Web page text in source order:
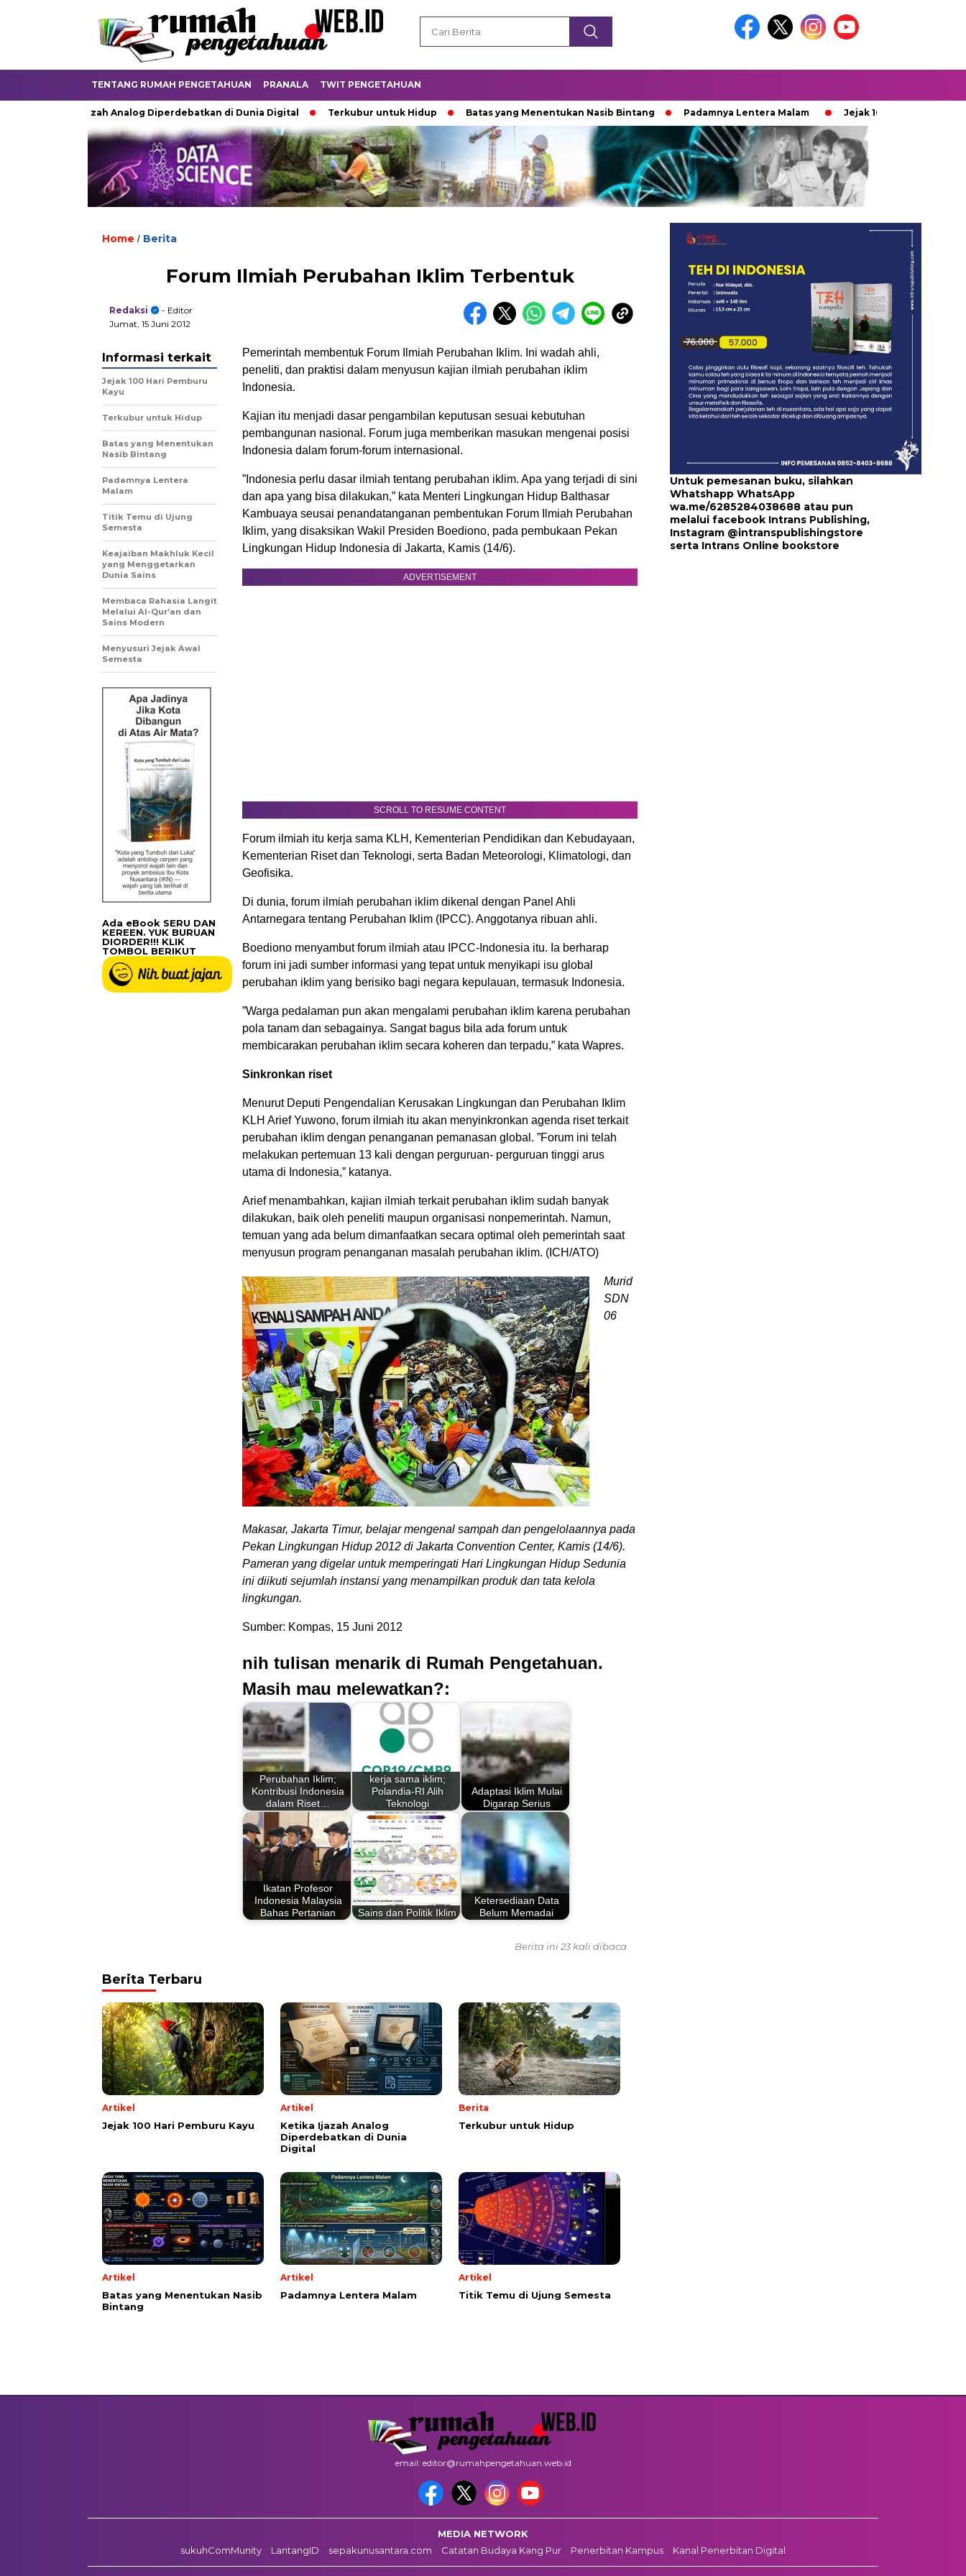
TENTANG RUMAH PENGETAHUAN PRANALA TWIT PENGETAHUAN
Ketika Ijazah Analog Diperdebatkan di Dunia Digital Terkubur untuk Hidup Batas yang Menentukan Nasib Bintang Padamnya Lentera Malam Jejak 100 Hari Pemburu Kayu
Home / Berita
Forum Ilmiah Perubahan Iklim Terbentuk
Redaksi
- Editor
Jumat, 15 Juni 2012
Pemerintah membentuk Forum Ilmiah Perubahan Iklim. Ini wadah ahli,
peneliti, dan praktisi dalam menyusun kajian ilmiah perubahan iklim
Indonesia.
Kajian itu menjadi dasar pengambilan keputusan sesuai kebutuhan
pembangunan nasional. Forum juga memberikan masukan mengenai posisi
Indonesia dalam forum-forum internasional.
”Indonesia perlu dasar ilmiah tentang perubahan iklim. Apa yang terjadi di sini
dan apa yang bisa dilakukan,” kata Menteri Lingkungan Hidup Balthasar
Kambuaya seusai penandatanganan pembentukan Forum Ilmiah Perubahan
Iklim, yang disaksikan Wakil Presiden Boediono, pada pembukaan Pekan
Lingkungan Hidup Indonesia di Jakarta, Kamis (14/6).
ADVERTISEMENT
SCROLL TO RESUME CONTENT
Forum ilmiah itu kerja sama KLH, Kementerian Pendidikan dan Kebudayaan,
Kementerian Riset dan Teknologi, serta Badan Meteorologi, Klimatologi, dan
Geofisika.
Di dunia, forum ilmiah perubahan iklim dikenal dengan Panel Ahli
Antarnegara tentang Perubahan Iklim (IPCC). Anggotanya ribuan ahli.
Boediono menyambut forum ilmiah atau IPCC-Indonesia itu. Ia berharap
forum ini jadi sumber informasi yang tepat untuk menyikapi isu global
perubahan iklim yang berisiko bagi negara kepulauan, termasuk Indonesia.
”Warga pedalaman pun akan mengalami perubahan iklim karena perubahan
pola tanam dan sebagainya. Sangat bagus bila ada forum untuk
membicarakan perubahan iklim secara koheren dan terpadu,” kata Wapres.
Sinkronkan riset
Menurut Deputi Pengendalian Kerusakan Lingkungan dan Perubahan Iklim
KLH Arief Yuwono, forum ilmiah itu akan menyinkronkan agenda riset terkait
perubahan iklim dengan penanganan pemanasan global. ”Forum ini telah
melakukan pertemuan 13 kali dengan perguruan- perguruan tinggi arus
utama di Indonesia,” katanya.
Arief menambahkan, kajian ilmiah terkait perubahan iklim sudah banyak
dilakukan, baik oleh peneliti maupun organisasi nonpemerintah. Namun,
temuan yang ada belum dimanfaatkan secara optimal oleh pemerintah saat
menyusun program penanganan masalah perubahan iklim. (ICH/ATO)
Murid
SDN
06
Makasar, Jakarta Timur, belajar mengenal sampah dan pengelolaannya pada
Pekan Lingkungan Hidup 2012 di Jakarta Convention Center, Kamis (14/6).
Pameran yang digelar untuk memperingati Hari Lingkungan Hidup Sedunia
ini diikuti sejumlah instansi yang menampilkan produk dan tata kelola
lingkungan.
Sumber: Kompas, 15 Juni 2012
nih tulisan menarik di Rumah Pengetahuan.
Masih mau melewatkan?:
Perubahan Iklim;
Kontribusi Indonesia
dalam Riset…
kerja sama iklim;
Polandia-RI Alih
Teknologi
Adaptasi Iklim Mulai
Digarap Serius
Ikatan Profesor
Indonesia Malaysia
Bahas Pertanian
Sains dan Politik Iklim
Ketersediaan Data
Belum Memadai
Informasi terkait
Jejak 100 Hari Pemburu
Kayu
Terkubur untuk Hidup
Batas yang Menentukan
Nasib Bintang
Padamnya Lentera
Malam
Titik Temu di Ujung
Semesta
Keajaiban Makhluk Kecil
yang Menggetarkan
Dunia Sains
Membaca Rahasia Langit
Melalui Al-Qur’an dan
Sains Modern
Menyusuri Jejak Awal
Semesta
Ada eBook SERU DAN
KEREEN. YUK BURUAN
DIORDER!!! KLIK
TOMBOL BERIKUT
Berita ini 23 kali dibaca
Berita Terbaru
Artikel
Jejak 100 Hari Pemburu Kayu
Artikel
Ketika Ijazah Analog
Diperdebatkan di Dunia
Digital
Berita
Terkubur untuk Hidup
Artikel
Batas yang Menentukan Nasib
Bintang
Artikel
Padamnya Lentera Malam
Artikel
Titik Temu di Ujung Semesta
Untuk pemesanan buku, silahkan
Whatshapp WhatsApp
wa.me/6285284038688 atau pun
melalui facebook Intrans Publishing,
Instagram @intranspublishingstore
serta Intrans Online bookstore
email: editor@rumahpengetahuan.web.id
MEDIA NETWORK
sukuhComMunity
LantangID sepakunusantara.com Catatan Budaya Kang Pur Penerbitan Kampus Kanal Penerbitan Digital